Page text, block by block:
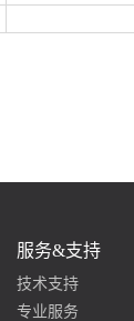
服务&支持
技术支持
专业服务